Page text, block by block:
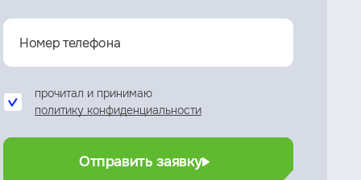
прочитал и принимаю
политику конфиденциальности
Отправить заявку